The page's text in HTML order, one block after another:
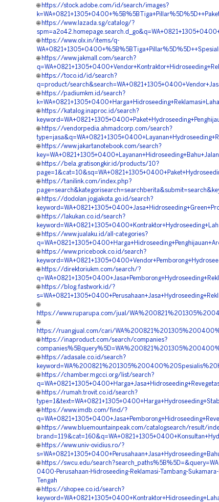
🌐 https://stock.adobe.com/id/search/images?
🌐 https://www.lazada.sg/catalog/?
🌐 https://www.olx.in/items/q-
🌐 https://www.jakmall.com/search?
🌐 https://toco.id/id/search?
q=product/
🌐 https://padiumkm.id/search?
🌐 https://katalog.inaproc.id/search?
🌐 https://vendorpedia.ahmadcorp.com/search?
🌐 https://www.jakartanotebook.com/search?
🌐 https://bela.gratisongkir.id/products/10?
🌐 https://tanilink.com/index.php?
🌐 https://dodolan.jogjakota.go.id/search?
🌐 https://lakukan.co.id/search?
🌐 https://www.jualaku.id/all-categories?
🌐 https://www.pricebook.co.id/search?
🌐 https://direktoriukm.com/search/?
🌐 https://blog.fastwork.id/?
🌐
https://www.ruparupa.com/jual/
🌐
https://ruangjual.com/cari/
🌐 https://inaproduct.com/search/companies?
🌐 https://adasale.co.id/search?
🌐 https://chamber.mgcci.org/list/search?
🌐 https://rumah.trovit.co.id/search?
🌐 https://www.imdb.com/find/?
🌐 https://www.bluemountainpeak.com/catalogsearch/result/
🌐 https://www.univ-ovidius.ro/?
🌐 https://swcu.edu/
0400-Perusahaan-Hidroseeding-Reklamasi-Tambang-
Tengah
🌐 https://shopee.co.id/search?